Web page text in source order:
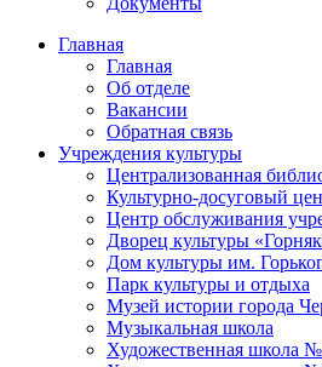
Главная
Главная
Об отделе
Вакансии
Обратная связь
Учреждения культуры
Централизованная
Культурно-досуговый
Центр обслуживания
Дворец культуры
Дом культуры им.
Парк культуры и отдыха
Музей истории города
Музыкальная школа
Художественная школа